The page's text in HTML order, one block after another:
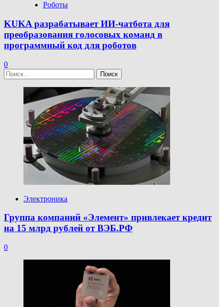
Роботы
KUKA разрабатывает ИИ-чатбота для
преобразования голосовых команд в
программный код для роботов
0
Найти:
Электроника
Группа компаний «Элемент» привлекает кредит
на 15 млрд рублей от ВЭБ.РФ
0